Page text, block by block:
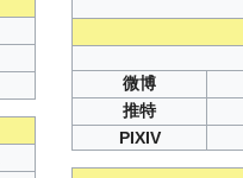
微博
推特
PIXIV